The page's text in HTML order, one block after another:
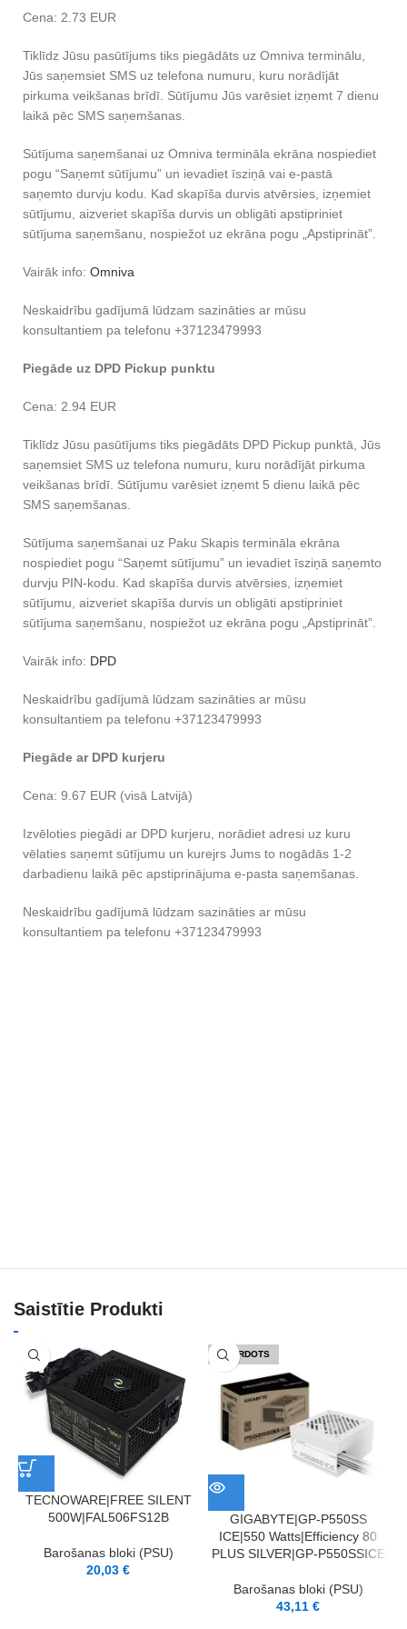
Cena: 2.73 EUR
Tiklīdz Jūsu pasūtījums tiks piegādāts uz Omniva terminālu,
Jūs saņemsiet SMS uz telefona numuru, kuru norādījāt
pirkuma veikšanas brīdī. Sūtījumu Jūs varēsiet izņemt 7 dienu
laikā pēc SMS saņemšanas.
Sūtījuma saņemšanai uz Omniva termināla ekrāna nospiediet
pogu “Saņemt sūtījumu” un ievadiet īsziņā vai e-pastā
saņemto durvju kodu. Kad skapīša durvis atvērsies, izņemiet
sūtījumu, aizveriet skapīša durvis un obligāti apstipriniet
sūtījuma saņemšanu, nospiežot uz ekrāna pogu „Apstiprināt”.
Vairāk info: Omniva
Neskaidrību gadījumā lūdzam sazināties ar mūsu
konsultantiem pa telefonu +37123479993
Piegāde uz DPD Pickup punktu
Cena: 2.94 EUR
Tiklīdz Jūsu pasūtījums tiks piegādāts DPD Pickup punktā, Jūs
saņemsiet SMS uz telefona numuru, kuru norādījāt pirkuma
veikšanas brīdī. Sūtījumu varēsiet izņemt 5 dienu laikā pēc
SMS saņemšanas.
Sūtījuma saņemšanai uz Paku Skapis termināla ekrāna
nospiediet pogu “Saņemt sūtījumu” un ievadiet īsziņā saņemto
durvju PIN-kodu. Kad skapīša durvis atvērsies, izņemiet
sūtījumu, aizveriet skapīša durvis un obligāti apstipriniet
sūtījuma saņemšanu, nospiežot uz ekrāna pogu „Apstiprināt”.
Vairāk info: DPD
Neskaidrību gadījumā lūdzam sazināties ar mūsu
konsultantiem pa telefonu +37123479993
Piegāde ar DPD kurjeru
Cena: 9.67 EUR (visā Latvijā)
Izvēloties piegādi ar DPD kurjeru, norādiet adresi uz kuru
vēlaties saņemt sūtījumu un kurejrs Jums to nogādās 1-2
darbadienu laikā pēc apstiprinājuma e-pasta saņemšanas.
Neskaidrību gadījumā lūdzam sazināties ar mūsu
konsultantiem pa telefonu +37123479993
Saistītie Produkti
TECNOWARE|FREE SILENT
500W|FAL506FS12B
Barošanas bloki (PSU)
20,03€
IZPĀRDOTS
GIGABYTE|GP-P550SS
ICE|550 Watts|Efficiency 80
PLUS SILVER|GP-P550SSICE
Barošanas bloki (PSU)
43,11€